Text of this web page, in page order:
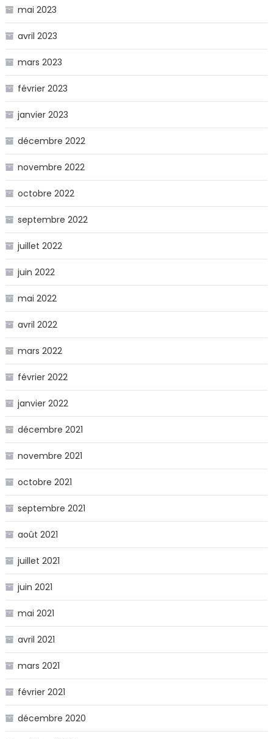
mai 2023
avril 2023
mars 2023
février 2023
janvier 2023
décembre 2022
novembre 2022
octobre 2022
septembre 2022
juillet 2022
juin 2022
mai 2022
avril 2022
mars 2022
février 2022
janvier 2022
décembre 2021
novembre 2021
octobre 2021
septembre 2021
août 2021
juillet 2021
juin 2021
mai 2021
avril 2021
mars 2021
février 2021
décembre 2020